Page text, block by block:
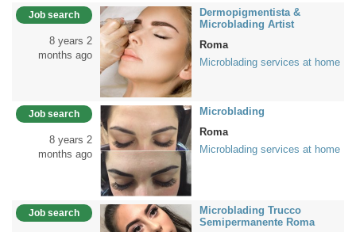
Job search
8 years 2
months ago
Dermopigmentista &
Microblading Artist
Roma
Microblading services at home
Job search
8 years 2
months ago
Microblading
Roma
Microblading services at home
Job search
Microblading Trucco
Semipermanente Roma